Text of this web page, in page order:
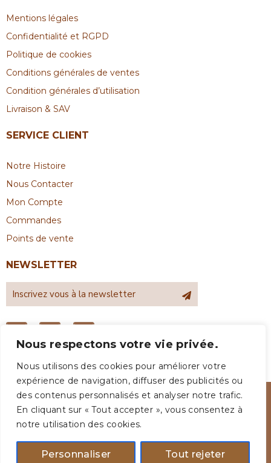
Nous respectons votre vie privée.
Nous utilisons des cookies pour améliorer votre
expérience de navigation, diffuser des publicités ou
des contenus personnalisés et analyser notre trafic.
En cliquant sur « Tout accepter », vous consentez à
notre utilisation des cookies.
Personnaliser Tout rejeter
Mentions légales
Confidentialité et RGPD
Politique de cookies
Conditions générales de ventes
Condition générales d’utilisation
Livraison & SAV
SERVICE CLIENT
Notre Histoire
Nous Contacter
Mon Compte
Commandes
Points de vente
NEWSLETTER